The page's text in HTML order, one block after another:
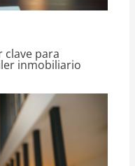
clave para
inmobiliario